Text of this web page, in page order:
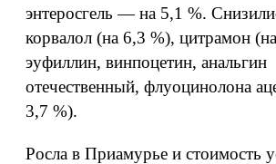
энтеросгель — на 5,1 %.
корвалол (на 6,3 %), цитрамон
эуфиллин, винпоцетин, анальгин
отечественный, флуоцинолона
3,7 %).
Росла в Приамурье и стоимость